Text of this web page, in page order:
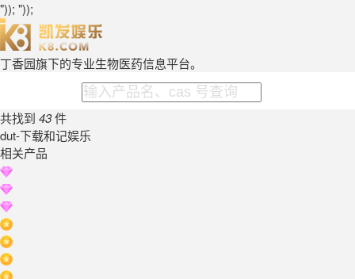
")); "));
丁香园旗下的专业生物医药信息平台。
共找到 43件
dut-下载和记娱乐
相关产品